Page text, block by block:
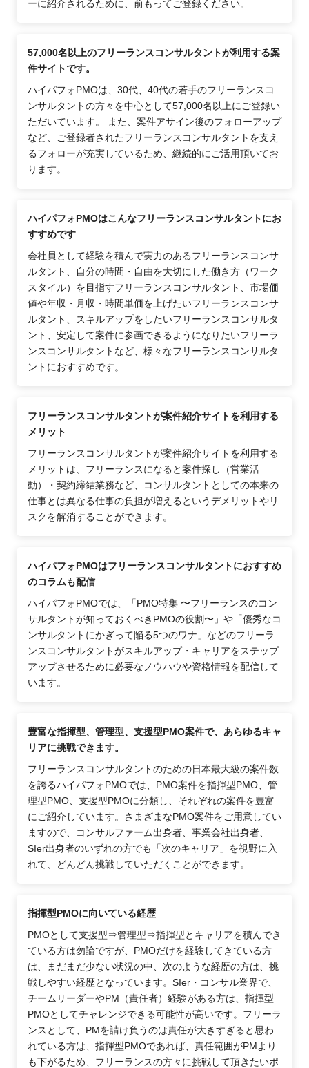
ーに紹介されるために、前もってご登録ください。
57,000名以上のフリーランスコンサルタントが利用する案
件サイトです。
ハイパフォPMOは、30代、40代の若手のフリーランスコ
ンサルタントの方々を中心として57,000名以上にご登録い
ただいています。 また、案件アサイン後のフォローアップ
など、ご登録者されたフリーランスコンサルタントを支え
るフォローが充実しているため、継続的にご活用頂いてお
ります。
ハイパフォPMOはこんなフリーランスコンサルタントにお
すすめです
会社員として経験を積んで実力のあるフリーランスコンサ
ルタント、自分の時間・自由を大切にした働き方（ワーク
スタイル）を目指すフリーランスコンサルタント、市場価
値や年収・月収・時間単価を上げたいフリーランスコンサ
ルタント、スキルアップをしたいフリーランスコンサルタ
ント、安定して案件に参画できるようになりたいフリーラ
ンスコンサルタントなど、様々なフリーランスコンサルタ
ントにおすすめです。
フリーランスコンサルタントが案件紹介サイトを利用する
メリット
フリーランスコンサルタントが案件紹介サイトを利用する
メリットは、フリーランスになると案件探し（営業活
動）・契約締結業務など、コンサルタントとしての本来の
仕事とは異なる仕事の負担が増えるというデメリットやリ
スクを解消することができます。
ハイパフォPMOはフリーランスコンサルタントにおすすめ
のコラムも配信
ハイパフォPMOでは、「PMO特集 〜フリーランスのコン
サルタントが知っておくべきPMOの役割〜」や「優秀なコ
ンサルタントにかぎって陥る5つのワナ」などのフリーラ
ンスコンサルタントがスキルアップ・キャリアをステップ
アップさせるために必要なノウハウや資格情報を配信して
います。
豊富な指揮型、管理型、支援型PMO案件で、あらゆるキャ
リアに挑戦できます。
フリーランスコンサルタントのための日本最大級の案件数
を誇るハイパフォPMOでは、PMO案件を指揮型PMO、管
理型PMO、支援型PMOに分類し、それぞれの案件を豊富
にご紹介しています。さまざまなPMO案件をご用意してい
ますので、コンサルファーム出身者、事業会社出身者、
SIer出身者のいずれの方でも「次のキャリア」を視野に入
れて、どんどん挑戦していただくことができます。
指揮型PMOに向いている経歴
PMOとして支援型⇒管理型⇒指揮型とキャリアを積んでき
ている方は勿論ですが、PMOだけを経験してきている方
は、まだまだ少ない状況の中、次のような経歴の方は、挑
戦しやすい経歴となっています。SIer・コンサル業界で、
チームリーダーやPM（責任者）経験がある方は、指揮型
PMOとしてチャレンジできる可能性が高いです。フリーラ
ンスとして、PMを請け負うのは責任が大きすぎると思わ
れている方は、指揮型PMOであれば、責任範囲がPMより
も下がるため、フリーランスの方々に挑戦して頂きたいポ